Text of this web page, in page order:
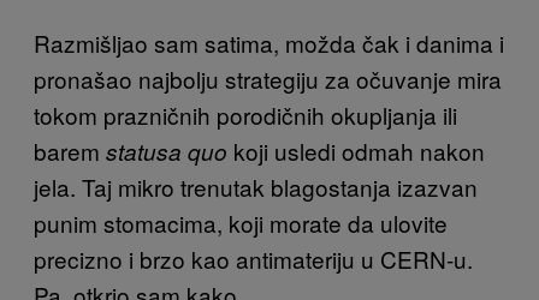
Razmišljao sam satima, možda čak i danima i
pronašao najbolju strategiju za očuvanje mira
tokom prazničnih porodičnih okupljanja ili
barem statusa quo koji usledi odmah nakon
jela. Taj mikro trenutak blagostanja izazvan
punim stomacima, koji morate da ulovite
precizno i brzo kao antimateriju u CERN-u.